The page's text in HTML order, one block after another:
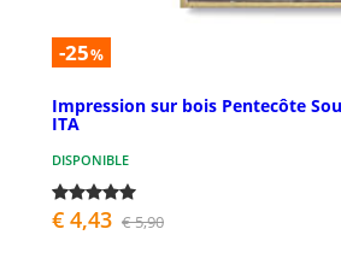
-25%
Impression sur bois Pentecôte
ITA
DISPONIBLE
€ 4,43 € 5,90